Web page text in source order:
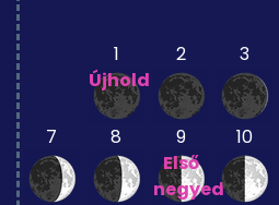
1
Újhold
2 3
7 8
9
Első
negyed
10